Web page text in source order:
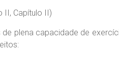
II, Capítulo II)
plena capacidade de